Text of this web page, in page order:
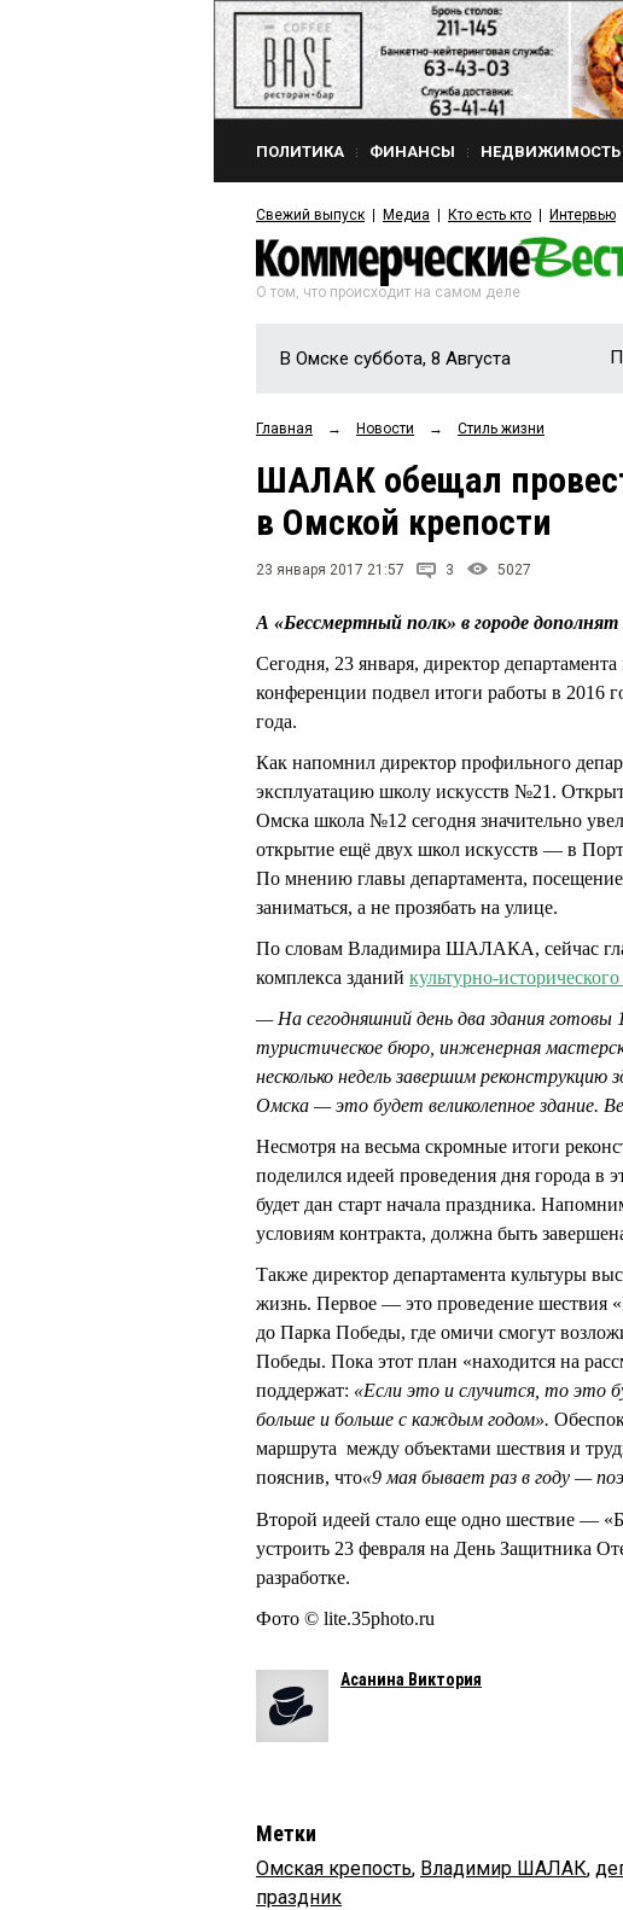
ПОЛИТИКА ФИНАНСЫ НЕДВИЖИМОСТЬ
Свежий выпуск Медиа Кто есть кто Интервью
О том, что происходит на самом деле
В Омске суббота, 8 Августа
Главная → Новости → Стиль жизни
ШАЛАК обещал
в Омской крепости
23 января 2017 21:57 3 5027
А «Бессмертный полк» в городе
Сегодня, 23 января, директор
конференции подвел итоги работы в 2016
года.
Как напомнил директор профильного
эксплуатацию школу искусств №21.
Омска школа №12 сегодня значительно
открытие ещё двух школ искусств — в
По мнению главы департамента,
заниматься, а не прозябать на улице.
По словам Владимира ШАЛАКА, сейчас
комплекса зданий культурно-
— На сегодняшний день два здания
туристическое бюро, инженерная
несколько недель завершим реконструкцию
Омска — это будет великолепное здание.
Несмотря на весьма скромные итоги
поделился идеей проведения дня города в
будет дан старт начала праздника.
условиям контракта, должна быть
Также директор департамента культуры
жизнь. Первое — это проведение шествия
до Парка Победы, где омичи смогут
Победы. Пока этот план «находится на
поддержат: «Если это и случится, то это
больше и больше с каждым годом».
маршрута между объектами шествия и
пояснив, что«9 мая бывает раз в году —
Второй идеей стало еще одно шествие —
устроить 23 февраля на День Защитника
разработке.
Фото © lite.35photo.ru
Асанина Виктория
Метки
Омская крепость, Владимир ШАЛАК,
праздник